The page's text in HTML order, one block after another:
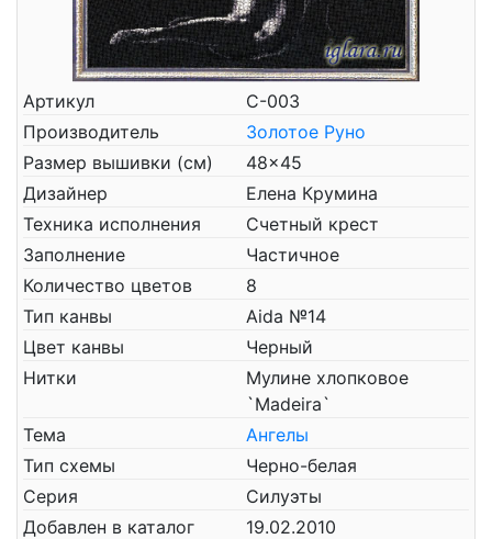
Артикул
С-003
Производитель
Золотое Руно
Размер вышивки (см)
48x45
Дизайнер
Елена Крумина
Техника исполнения
Счетный крест
Заполнение
Частичное
Количество цветов
8
Тип канвы
Aida №14
Цвет канвы
Черный
Нитки
Мулине хлопковое
`Madeira`
Тема
Ангелы
Тип схемы
Черно-белая
Серия
Силуэты
Добавлен в каталог
19.02.2010